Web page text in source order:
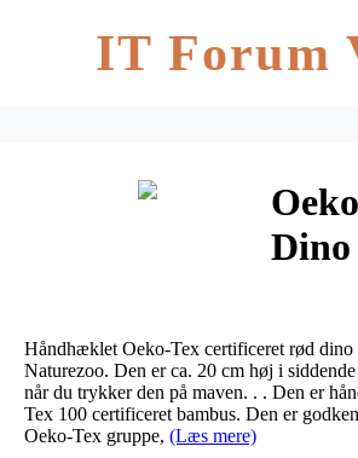
IT Forum
Dino
Håndhæklet Oeko-Tex certificeret rød dino
Naturezoo. Den er ca. 20 cm høj i
når du trykker den på maven. . . Den er
Tex 100 certificeret bambus. Den er
Oeko-Tex gruppe, (Læs mere)